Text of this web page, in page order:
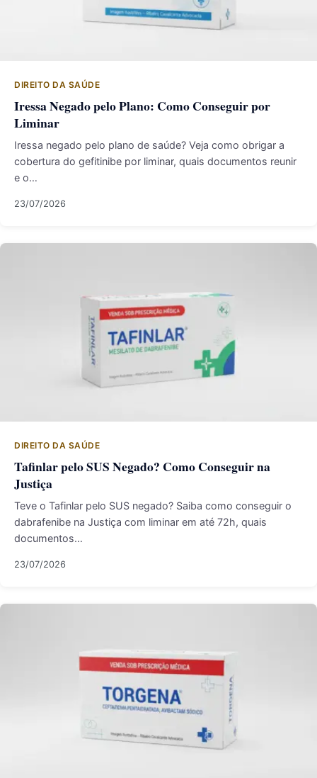
DIREITO DA SAÚDE
Iressa Negado pelo Plano: Como Conseguir por
Liminar
Iressa negado pelo plano de saúde? Veja como obrigar a
cobertura do gefitinibe por liminar, quais documentos reunir
e o…
23/07/2026
DIREITO DA SAÚDE
Tafinlar pelo SUS Negado? Como Conseguir na
Justiça
Teve o Tafinlar pelo SUS negado? Saiba como conseguir o
dabrafenibe na Justiça com liminar em até 72h, quais
documentos…
23/07/2026